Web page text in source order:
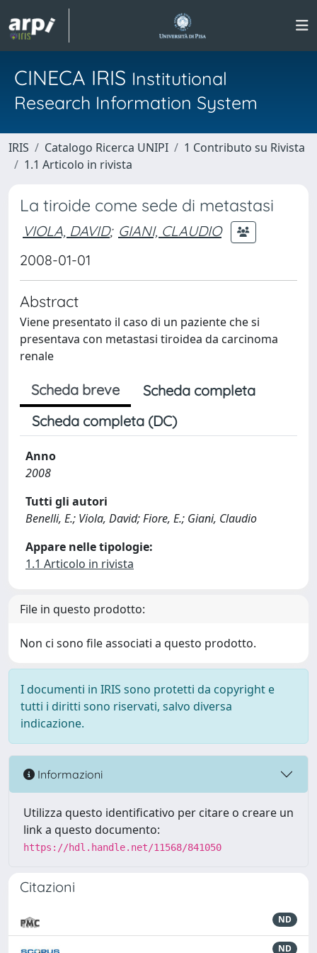
CINECA IRIS Institutional
Research Information System
IRIS Catalogo Ricerca UNIPI
1 Contributo su Rivista
1.1 Articolo in rivista
La tiroide come sede di metastasi
VIOLA, DAVID; GIANI, CLAUDIO
2008-01-01
Abstract
Viene presentato il caso di un paziente che si
presentava con metastasi tiroidea da carcinoma
renale
Scheda breve
Scheda completa
Scheda completa (DC)
Anno
2008
Tutti gli autori
Benelli, E.; Viola, David; Fiore, E.; Giani, Claudio
Appare nelle tipologie:
1.1 Articolo in rivista
File in questo prodotto:
Non ci sono file associati a questo prodotto.
I documenti in IRIS sono protetti da copyright e
tutti i diritti sono riservati, salvo diversa
indicazione.
Informazioni
Utilizza questo identificativo per citare o creare un
link a questo documento:
https://hdl.handle.net/11568/841050
Citazioni
ND
ND